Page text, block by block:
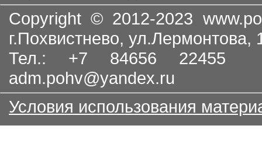
Copyright © 2012-2023
г.Похвистнево, ул.Лермонтова,
Тел.: +7 84656
adm.pohv@yandex.ru
Условия использования